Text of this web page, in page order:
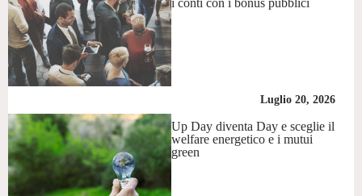
i conti con i bonus pubblici
Luglio 20, 2026
Up Day diventa Day e sceglie il
welfare energetico e i mutui
green